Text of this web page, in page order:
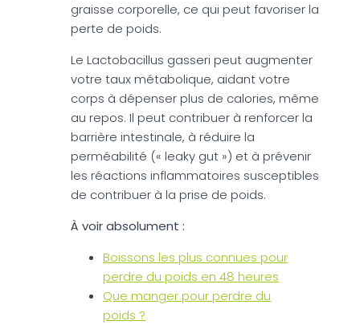
graisse corporelle, ce qui peut favoriser la
perte de poids.
Le Lactobacillus gasseri peut augmenter
votre taux métabolique, aidant votre
corps à dépenser plus de calories, même
au repos. Il peut contribuer à renforcer la
barrière intestinale, à réduire la
perméabilité (« leaky gut ») et à prévenir
les réactions inflammatoires susceptibles
de contribuer à la prise de poids.
À voir absolument :
Boissons les plus connues pour
perdre du poids en 48 heures
Que manger pour perdre du
poids ?